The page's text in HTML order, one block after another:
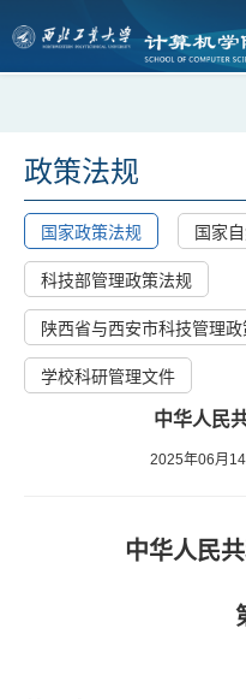
政策法规
国家政策法规 国家
科技部管理政策法规
陕西省与西安市科技管理政
学校科研管理文件
中华人民
2025年06月
中华人民